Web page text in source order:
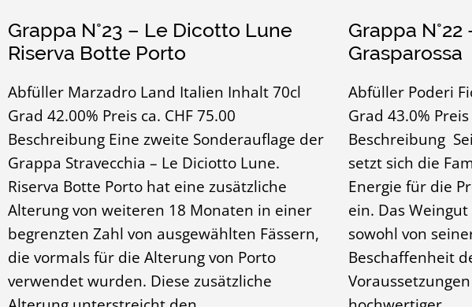
Grappa N°23 – Le Dicotto Lune
Riserva Botte Porto
Abfüller Marzadro Land Italien Inhalt 70cl
Grad 42.00% Preis ca. CHF 75.00
Beschreibung Eine zweite Sonderauflage der
Grappa Stravecchia – Le Diciotto Lune.
Riserva Botte Porto hat eine zusätzliche
Alterung von weiteren 18 Monaten in einer
begrenzten Zahl von ausgewählten Fässern,
die vormals für die Alterung von Porto
verwendet wurden. Diese zusätzliche
Grappa
Grasparossa
Abfüller Poderi
Grad 43.0%
Beschreibung
setzt sich die
Energie für die
ein. Das
sowohl von
Beschaffenheit